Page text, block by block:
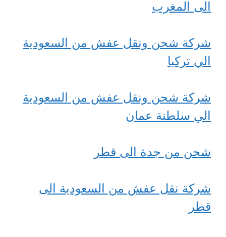
الى المغرب
شركة شحن ونقل عفش من السعودية
الي تركيا
شركة شحن ونقل عفش من السعودية
الي سلطنة عمان
شحن من جدة الى قطر
شركة نقل عفش من السعودية الى
قطر